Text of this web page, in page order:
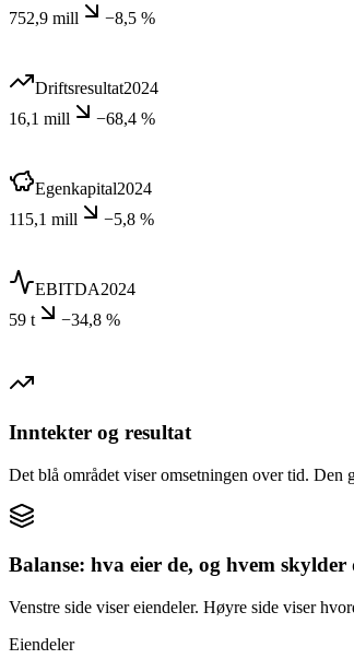
752,9 mill
−8,5 %
Driftsresultat2024
16,1 mill
−68,4 %
Egenkapital2024
115,1 mill
−5,8 %
EBITDA2024
59 t
−34,8 %
Inntekter og resultat
Det blå området viser omsetningen over tid. Den
Balanse: hva eier de, og hvem skylder
Venstre side viser eiendeler. Høyre side viser
Eiendeler